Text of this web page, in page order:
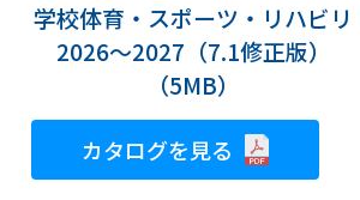
学校体育・スポーツ・リハビリ
2026～2027（7.1修正版）
（5MB）
カタログを見る